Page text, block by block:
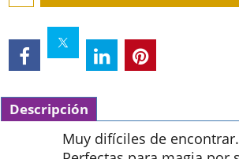
Descripción
Muy difíciles de encontrar.